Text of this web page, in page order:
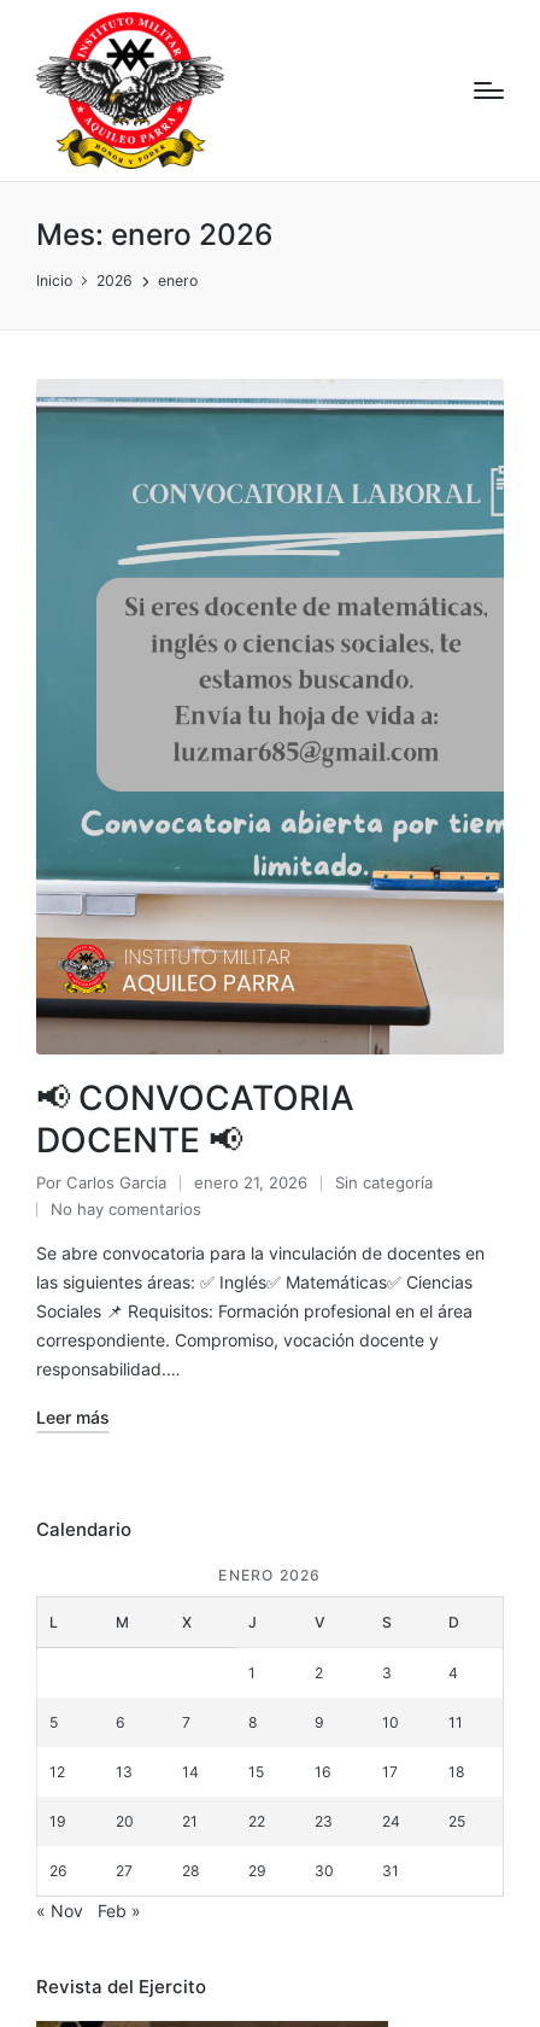
Mes: enero 2026
Inicio 2026 enero
📢 CONVOCATORIA
DOCENTE 📢
Por Carlos Garcia enero 21, 2026
Sin categoría
No hay comentarios
Se abre convocatoria para la vinculación de docentes en
las siguientes áreas: ✅ Inglés✅ Matemáticas✅ Ciencias
Sociales 📌 Requisitos: Formación profesional en el área
correspondiente. Compromiso, vocación docente y
responsabilidad.…
Leer más
Calendario
ENERO 2026
L M X J V S D
1 2 3 4
5 6 7 8 9 10 11
12 13 14 15 16 17 18
19 20 21 22 23 24 25
26 27 28 29 30 31
« Nov Feb »
Revista del Ejercito